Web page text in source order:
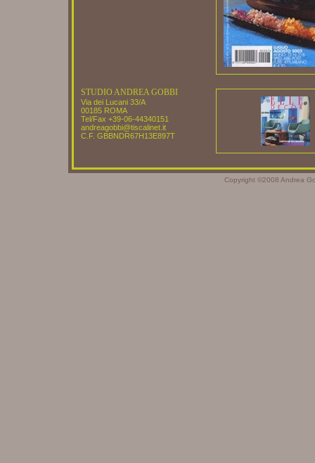
STUDIO ANDREA GOBBI
Via dei Lucani 33/A
00185 ROMA
Tel/Fax +39-06-44340151
andreagobbi@tiscalinet.it
C.F. GBBNDR67H13E897T
Copyright ©2008 Andrea